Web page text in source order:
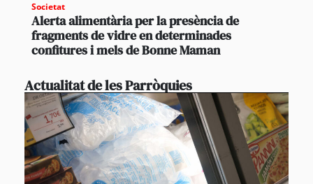
Societat
Alerta alimentària per la presència de
fragments de vidre en determinades
confitures i mels de Bonne Maman
Actualitat de les Parròquies